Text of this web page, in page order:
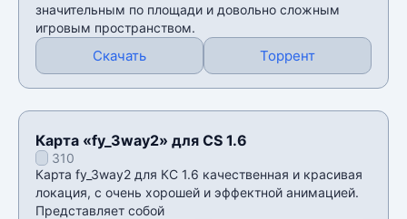
значительным по площади и довольно сложным
игровым пространством.
Скачать Торрент
Карта «fy_3way2» для CS 1.6
310
Карта fy_3way2 для КС 1.6 качественная и красивая
локация, с очень хорошей и эффектной анимацией.
Представляет собой